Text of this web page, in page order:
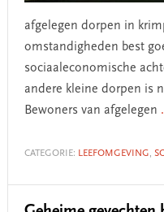
afgelegen dorpen in
omstandigheden best
sociaaleconomische
andere kleine dorpen is
Bewoners van afgelegen
CATEGORIE: LEEFOMGEVING,